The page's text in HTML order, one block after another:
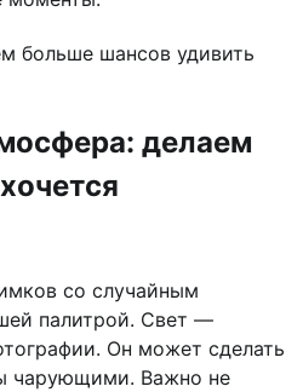
больше шансов удивить
делаем
со случайным
палитрой. Свет —
Он может сделать
чарующими. Важно не